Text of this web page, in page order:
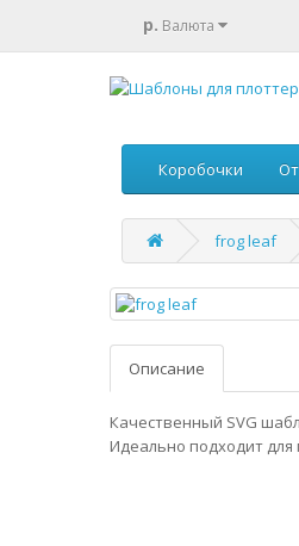
р. Валюта
Коробочки
frog leaf
Описание
Качественный SVG
Идеально подходит для